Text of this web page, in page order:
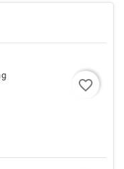
favorite_border